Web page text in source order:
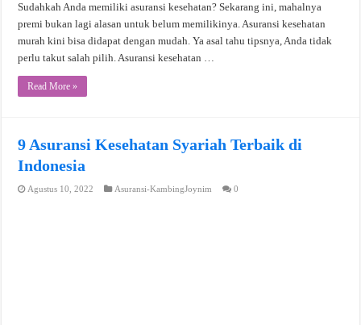
Sudahkah Anda memiliki asuransi kesehatan? Sekarang ini, mahalnya
premi bukan lagi alasan untuk belum memilikinya. Asuransi kesehatan
murah kini bisa didapat dengan mudah. Ya asal tahu tipsnya, Anda tidak
perlu takut salah pilih. Asuransi kesehatan …
Read More »
9 Asuransi Kesehatan Syariah Terbaik di
Indonesia
Agustus 10, 2022 Asuransi-KambingJoynim 0